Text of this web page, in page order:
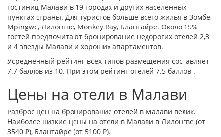
гостиниц Малави в 19 городах и других населенных
пунктах страны. Для туристов больше всего жилья в Зомбе,
Mpingwe, Лилонгве, Monkey Bay, Блантайре. Около 15%
гостей предпочитают бронирование недорогих отелей 2,3
и 4 звезды Малави и хороших апартаментов.
Усредненный рейтинг всех типов размещения составляет
7.7 баллов из 10. При этом рейтинг отелей 7.5 баллов .
Цены на отели в Малави
Разброс цен на бронирование отелей в Малави велик.
Наиболее низкие цены на отели в Малави в Лилонгве (от
3540 ₽), Блантайре (от 5100 ₽).